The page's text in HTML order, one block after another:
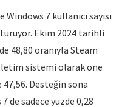
7 kullanıcı sayısı
Ekim 2024 tarihli
48,80 oranıyla Steam
sistemi olarak öne
47,56. Desteğin sona
de sadece yüzde 0,28